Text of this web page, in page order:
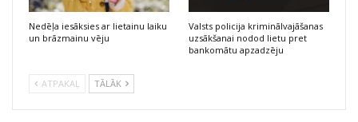
Nedēļa iesāksies ar lietainu laiku
un brāzmainu vēju
Valsts policija kriminālvajāšanas
uzsākšanai nodod lietu pret
bankomātu apzadzēju
ATPAKAĻ TĀLĀK